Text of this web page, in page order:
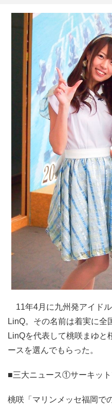
11年4月に九州発アイド
LinQ。その名前は着実に全
LinQを代表して桃咲まゆと
ースを選んでもらった。
■三大ニュース①サーキッ
桃咲「マリンメッセ福岡で